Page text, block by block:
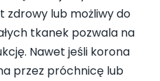
zdrowy lub możliwy do
tkanek pozwala na
Nawet jeśli korona
przez próchnicę lub